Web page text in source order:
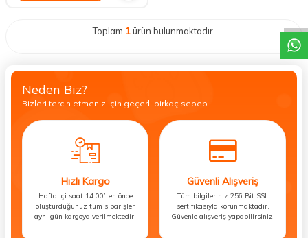
Toplam 1ürün bulunmaktadır.
Neden Biz?
Bizleri tercih etmeniz için geçerli birkaç sebep.
Hızlı Kargo
Hafta içi saat 14:00’ten önce
oluşturduğunuz tüm siparişler
aynı gün kargoya verilmektedir.
Güvenli Alışveriş
Tüm bilgileriniz 256 Bit SSL
sertifikasıyla korunmaktadır.
Güvenle alışveriş yapabilirsiniz.